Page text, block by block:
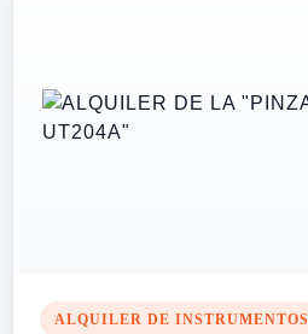
ALQUILER DE INSTRUMENTOS